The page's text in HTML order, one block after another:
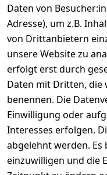
Daten von
Adresse), um z.B.
von Drittanbietern
unsere Website zu
erfolgt erst durch
Daten mit Dritten, die
benennen. Die
Einwilligung oder
Interesses erfolgen.
abgelehnt werden. Es
einzuwilligen und die
Informationen
Mein Konto
Vertrag